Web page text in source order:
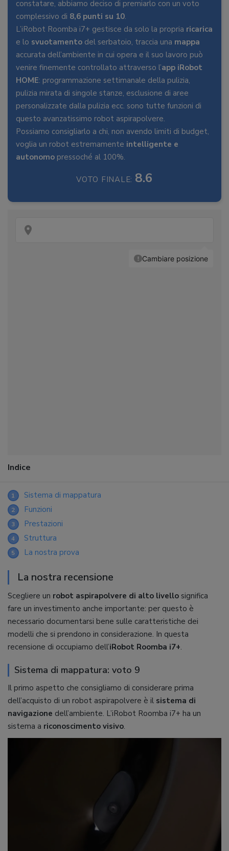
constatare, abbiamo deciso di premiarlo con un voto
complessivo di 8,6 punti su 10.
L’iRobot Roomba i7+ gestisce da solo la propria ricarica
e lo svuotamento del serbatoio, traccia una mappa
accurata dell’ambiente in cui opera e il suo lavoro può
venire finemente controllato attraverso l’app iRobot
HOME: programmazione settimanale della pulizia,
pulizia mirata di singole stanze, esclusione di aree
personalizzate dalla pulizia ecc. sono tutte funzioni di
questo avanzatissimo robot aspirapolvere.
Possiamo consigliarlo a chi, non avendo limiti di budget,
voglia un robot estremamente intelligente e
autonomo pressoché al 100%.
VOTO FINALE: 8.6
Indice
1 Sistema di mappatura
2 Funzioni
3 Prestazioni
4 Struttura
5 La nostra prova
La nostra recensione
Scegliere un robot aspirapolvere di alto livello significa
fare un investimento anche importante: per questo è
necessario documentarsi bene sulle caratteristiche dei
modelli che si prendono in considerazione. In questa
recensione di occupiamo dell’iRobot Roomba i7+.
Sistema di mappatura: voto 9
Il primo aspetto che consigliamo di considerare prima
dell’acquisto di un robot aspirapolvere è il sistema di
navigazione dell’ambiente. L’iRobot Roomba i7+ ha un
sistema a riconoscimento visivo.